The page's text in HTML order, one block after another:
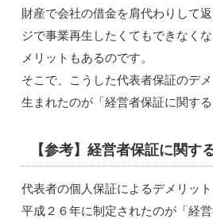
財産で会社の借金を肩代わりして
ジで事業再生したくてもできなく
メリットもあるのです。
そこで、こうした代表者保証のデ
生まれたのが「経営者保証に関する
【参考】経営者保証に関す
代表者の個人保証によるデメリッ
平成２６年に制定されたのが「経